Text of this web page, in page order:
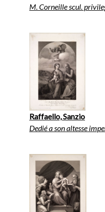
M. Corneille scul.
Raffaello, Sanzio
Dedié a son altesse